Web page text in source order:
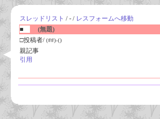
スレッドリスト / - / レスフォームへ移動
■
(無題)
□投稿者/ (##)-()
親記事
引用